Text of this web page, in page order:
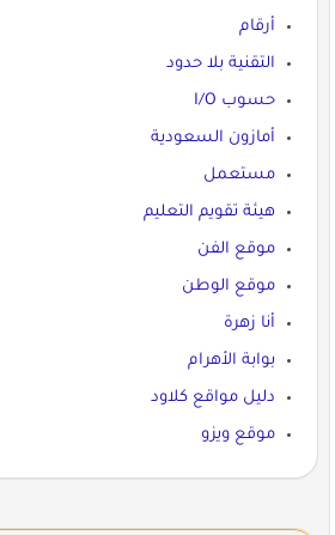
أرقام
التقنية بلا حدود
حسوب I/O
أمازون السعودية
مستعمل
هيئة تقويم التعليم
موقع الفن
موقع الوطن
أنا زهرة
بوابة الأهرام
دليل مواقع كلاود
موقع ويزو